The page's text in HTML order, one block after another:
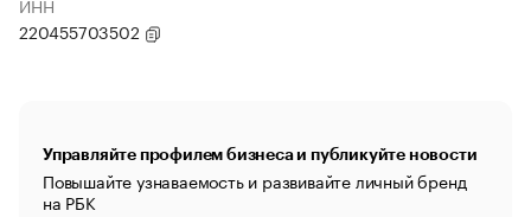
220455703502
Управляйте профилем бизнеса и публикуйте новости
Повышайте узнаваемость и развивайте личный бренд
на РБК